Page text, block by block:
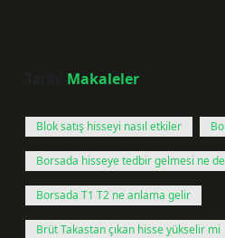
Tarih: Makaleler
Blok satış hisseyi nasıl etkiler
Borsada hisseye tedbir gelmesi ne
Borsada T1 T2 ne anlama gelir
Brüt Takastan çıkan hisse yükselir mi